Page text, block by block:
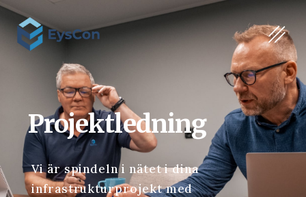
Projektledning
Vi är spindeln i nätet i dina
infrastrukturprojekt med